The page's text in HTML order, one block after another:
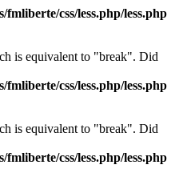
css/less.php/less.php
is equivalent to "break". Did
css/less.php/less.php
is equivalent to "break". Did
css/less.php/less.php